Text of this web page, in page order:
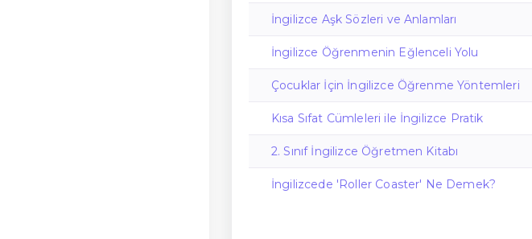
İngilizce Aşk Sözleri ve Anlamları
İngilizce Öğrenmenin Eğlenceli Yolu
Çocuklar İçin İngilizce Öğrenme Yöntemleri
Kısa Sıfat Cümleleri ile İngilizce Pratik
2. Sınıf İngilizce Öğretmen Kitabı
İngilizcede 'Roller Coaster' Ne Demek?